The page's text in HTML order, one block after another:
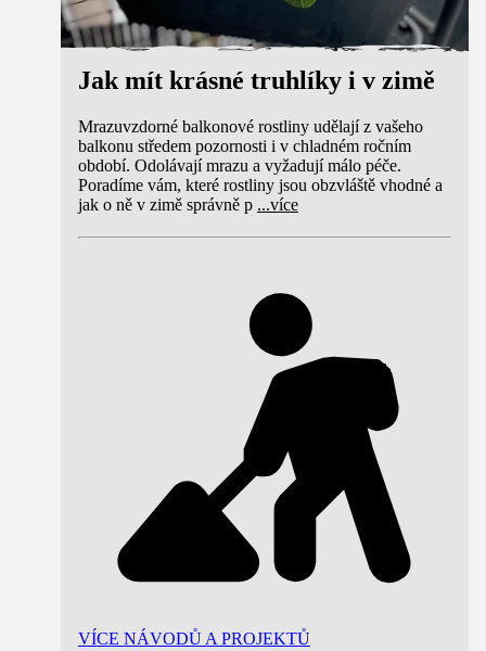
Jak mít krásné truhlíky i v zimě
Mrazuvzdorné balkonové rostliny udělají z vašeho
balkonu středem pozornosti i v chladném ročním
období. Odolávají mrazu a vyžadují málo péče.
Poradíme vám, které rostliny jsou obzvláště vhodné a
jak o ně v zimě správně p ...více
VÍCE NÁVODŮ A PROJEKTŮ